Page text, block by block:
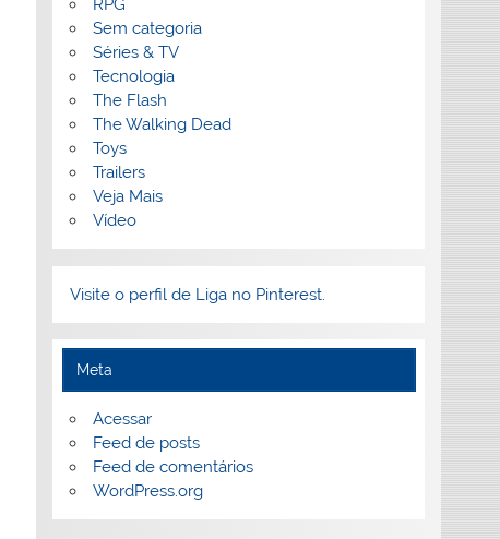
RPG
Sem categoria
Séries & TV
Tecnologia
The Flash
The Walking Dead
Toys
Trailers
Veja Mais
Vídeo
Visite o perfil de Liga no Pinterest.
Meta
Acessar
Feed de posts
Feed de comentários
WordPress.org